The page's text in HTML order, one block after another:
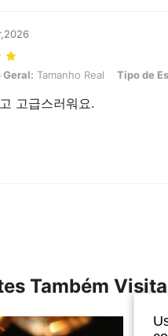
Tamanho Real, Tipo de Estilo:
Tamanho Real Tipo de
고급스러워요.
Também